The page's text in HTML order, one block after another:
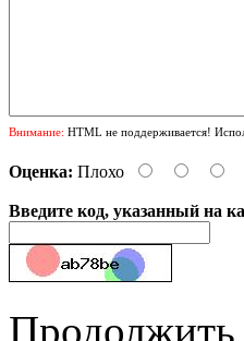
Внимание: HTML не поддерживается!
Оценка: Плохо
Введите код, указанный на
Продолжить